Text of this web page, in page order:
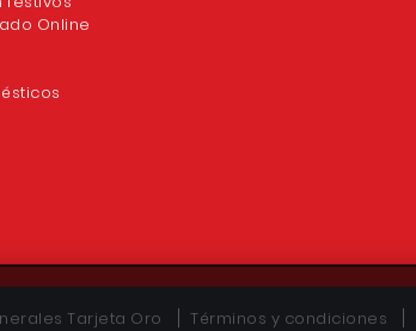
Online
Tarjeta Oro Términos y condiciones